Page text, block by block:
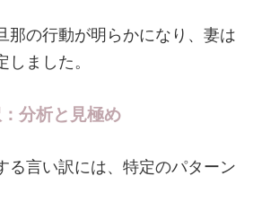
那の行動が明らかになり、妻は
ました。
分析と見極め
る言い訳には、特定のパターン